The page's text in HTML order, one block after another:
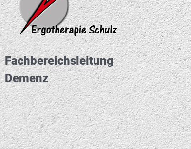
Fachbereichs­leitung
Demenz